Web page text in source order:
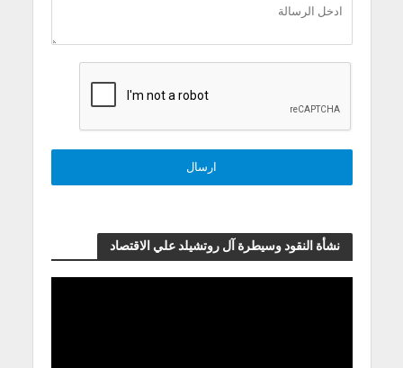
نشأة النقود وسيطرة آل روتشيلد علي الاقتصاد